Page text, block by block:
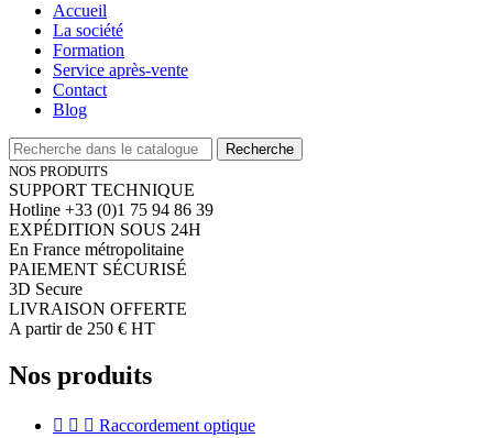
Accueil
La société
Formation
Service après-vente
Contact
Blog
Recherche
NOS PRODUITS
SUPPORT TECHNIQUE
Hotline +33 (0)1 75 94 86 39
EXPÉDITION SOUS 24H
En France métropolitaine
PAIEMENT SÉCURISÉ
3D Secure
LIVRAISON OFFERTE
A partir de 250 € HT
Nos produits
   Raccordement optique